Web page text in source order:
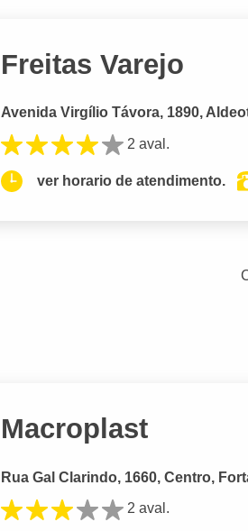
Freitas Varejo
Avenida Virgílio Távora, 1890,
2 aval.
ver horario de atendimento.
Macroplast
Rua Gal Clarindo, 1660, Centro,
2 aval.